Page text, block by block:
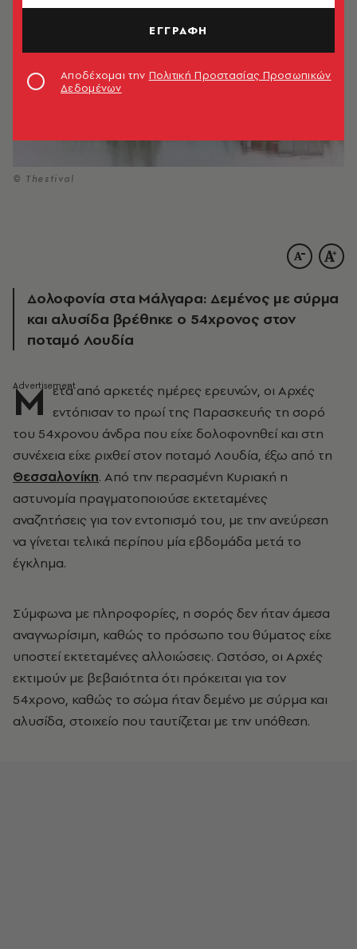
© Thestival
Δολοφονία στα Μάλγαρα: Δεμένος με σύρμα
και αλυσίδα βρέθηκε ο 54χρονος στον
ποταμό Λουδία
Μ ετά από αρκετές ημέρες ερευνών, οι Αρχές
εντόπισαν το πρωί της Παρασκευής τη σορό
του 54χρονου άνδρα που είχε δολοφονηθεί και στη
συνέχεια είχε ριχθεί στον ποταμό Λουδία, έξω από τη
Θεσσαλονίκη. Από την περασμένη Κυριακή η
αστυνομία πραγματοποιούσε εκτεταμένες
αναζητήσεις για τον εντοπισμό του, με την ανεύρεση
να γίνεται τελικά περίπου μία εβδομάδα μετά το
έγκλημα.
Σύμφωνα με πληροφορίες, η σορός δεν ήταν άμεσα
αναγνωρίσιμη, καθώς το πρόσωπο του θύματος είχε
υποστεί εκτεταμένες αλλοιώσεις. Ωστόσο, οι Αρχές
εκτιμούν με βεβαιότητα ότι πρόκειται για τον
54χρονο, καθώς το σώμα ήταν δεμένο με σύρμα και
αλυσίδα, στοιχείο που ταυτίζεται με την υπόθεση.
ΕΓΓΡΑΦΗ
Αποδέχομαι την Πολιτική Προστασίας Προσωπικών
Δεδομένων